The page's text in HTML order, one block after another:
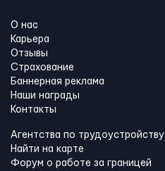
О нас
Карьера
Отзывы
Страхование
Баннерная реклама
Наши награды
Контакты
Агентства по трудоустройству
Найти на карте
Форум о работе за границей